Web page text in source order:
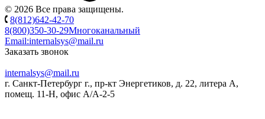
© 2026 Все права защищены.
8(812)642-42-70
8(800)350-30-29Многоканальный
Email:internalsys@mail.ru
Заказать звонок
internalsys@mail.ru
г. Санкт-Петербург г., пр-кт Энергетиков, д. 22, литера А,
помещ. 11-Н, офис А/А-2-5